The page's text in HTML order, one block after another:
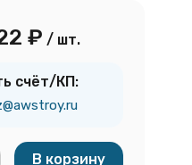
₽ / шт.
счёт/КП:
В корзину